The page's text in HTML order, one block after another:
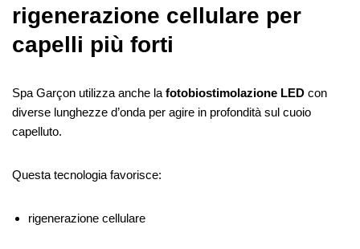
rigenerazione cellulare per
capelli più forti
Spa Garçon utilizza anche la fotobiostimolazione LED con
diverse lunghezze d’onda per agire in profondità sul cuoio
capelluto.
Questa tecnologia favorisce:
rigenerazione cellulare